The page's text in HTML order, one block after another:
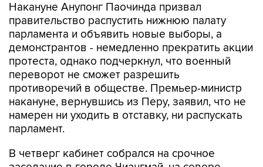
Накануне Анупонг Паочинда призвал
правительство распустить нижнюю палату
парламента и объявить новые выборы, а
демонстрантов - немедленно прекратить акции
протеста, однако подчеркнул, что военный
переворот не сможет разрешить
противоречий в обществе. Премьер-министр
накануне, вернувшись из Перу, заявил, что не
намерен ни уходить в отставку, ни распускать
парламент.
В четверг кабинет собрался на срочное